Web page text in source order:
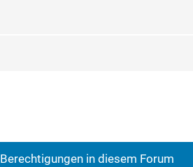
Berechtigungen in diesem Forum